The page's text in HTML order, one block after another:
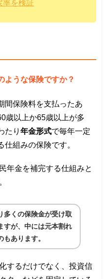
率を検証
ような保険ですか？
間保険料を支払ったあ
歳以上か65歳以上が多
たり 年金形式で毎年一定
仕組みの保険です。
年金を補完する仕組みと
多くの保険金が受け取
すが、中には元本割れ
もあります。
するだけでなく、投資信